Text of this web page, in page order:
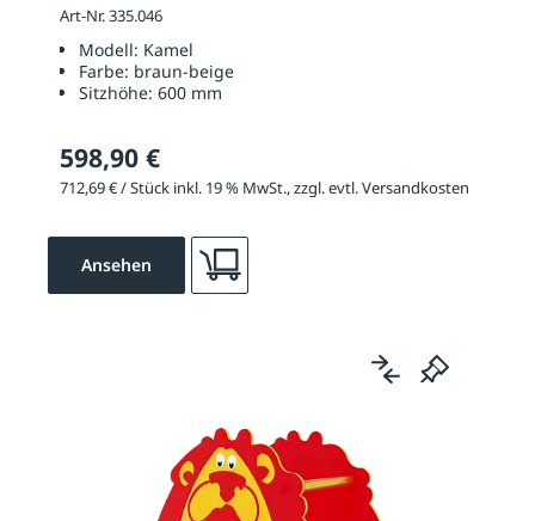
Art-Nr. 335.046
Modell: Kamel
Farbe: braun-beige
Sitzhöhe: 600 mm
598,90 €
712,69 € / Stück inkl. 19 % MwSt., zzgl. evtl. Versandkosten
Ansehen